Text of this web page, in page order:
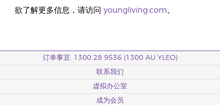
欲了解更多信息，请访问 youngliving.com。
订单事宜: 1300 28 9536 (1300 AU YLEO)
联系我们
虚拟办公室
成为会员